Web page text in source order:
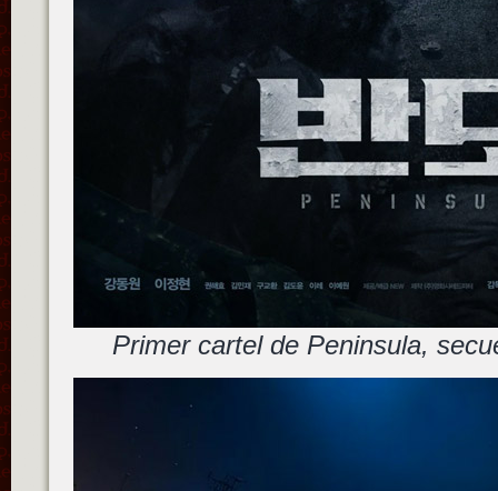
Primer cartel de Peninsula,